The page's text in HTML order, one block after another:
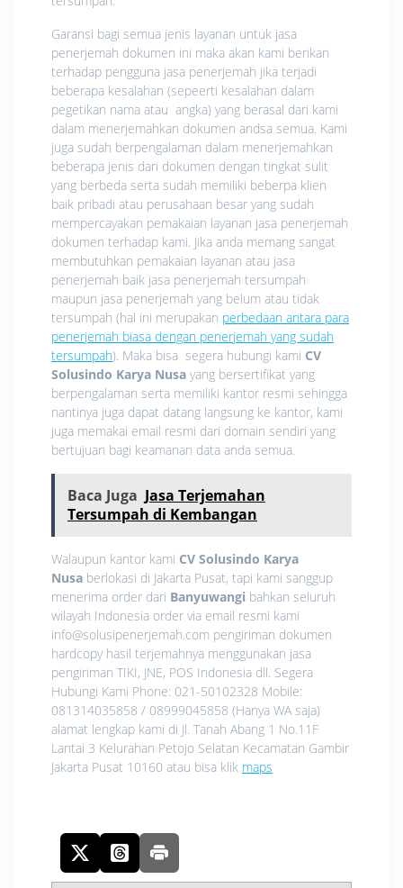
Garansi bagi semua jenis layanan untuk jasa
penerjemah dokumen ini maka akan kami berikan
terhadap pengguna jasa penerjemah jika terjadi
beberapa kesalahan (sepeerti kesalahan dalam
pegetikan nama atau angka) yang berasal dari kami
dalam menerjemahkan dokumen andsa semua. Kami
juga sudah berpengalaman dalam menerjemahkan
beberapa jenis dari dokumen dengan tingkat sulit
yang berbeda serta sudah memiliki beberpa klien
baik pribadi atau perusahaan besar yang sudah
mempercayakan pemakaian layanan jasa penerjemah
dokumen terhadap kami. Jika anda memang sangat
membutuhkan pemakaian layanan atau jasa
penerjemah baik jasa penerjemah tersumpah
maupun jasa penerjemah yang belum atau tidak
tersumpah (hal ini merupakan perbedaan antara para
penerjemah biasa dengan penerjemah yang sudah
tersumpah). Maka bisa segera hubungi kami CV
Solusindo Karya Nusa yang bersertifikat yang
berpengalaman serta memiliki kantor resmi sehingga
nantinya juga dapat datang langsung ke kantor, kami
juga memakai email resmi dari domain sendiri yang
bertujuan bagi keamanan data anda semua.
Baca Juga Jasa Terjemahan
Tersumpah di Kembangan
Walaupun kantor kami CV Solusindo Karya
Nusa berlokasi di Jakarta Pusat, tapi kami sanggup
menerima order dari Banyuwangi bahkan seluruh
wilayah Indonesia order via email resmi kami
info@solusipenerjemah.com pengiriman dokumen
hardcopy hasil terjemahnya menggunakan jasa
pengiriman TIKI, JNE, POS Indonesia dll. Segera
Hubungi Kami Phone: 021-50102328 Mobile:
081314035858 / 08999045858 (Hanya WA saja)
alamat lengkap kami di Jl. Tanah Abang 1 No.11F
Lantai 3 Kelurahan Petojo Selatan Kecamatan Gambir
Jakarta Pusat 10160 atau bisa klik maps